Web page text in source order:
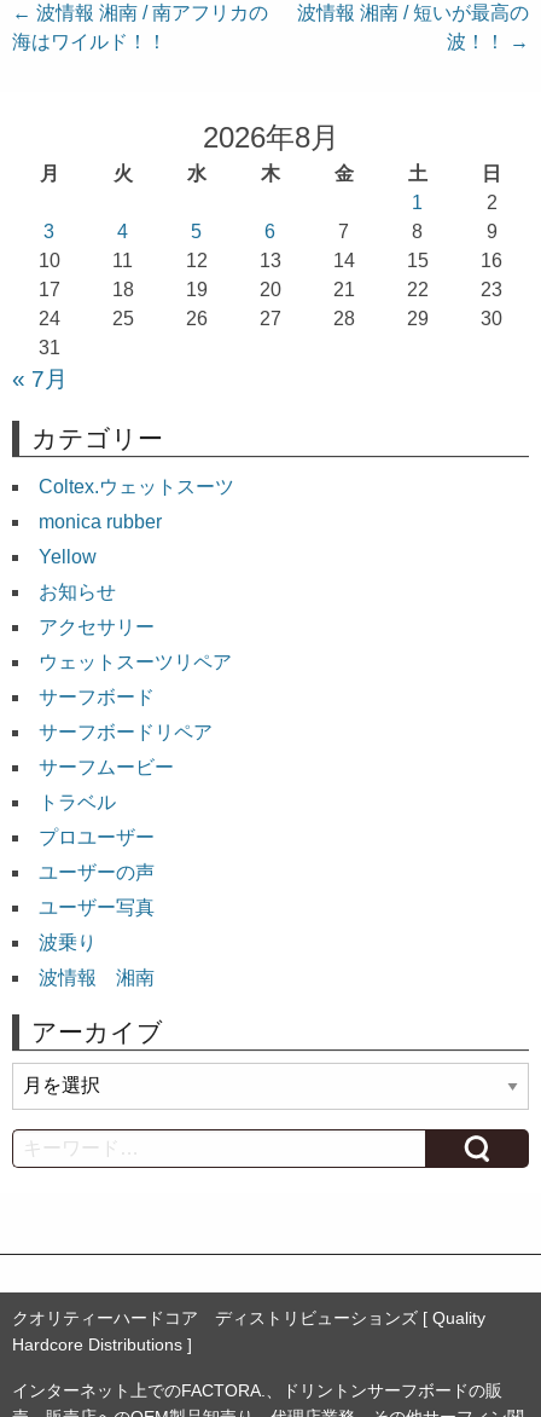
投
稿
← 波情報 湘南 / 南アフリカの
海はワイルド！！
波情報 湘南 / 短いが最高の
波！！
→
2026年8月
月 火 水 木 金 土
日
1
2
3
4 5 6 7 8
9
10
11 12 13 14 15
16
17
18 19 20 21 22
23
24
25 26 27 28 29
30
31
« 7月
カテゴリー
Coltex.ウェットスーツ
monica rubber
Yellow
お知らせ
アクセサリー
ウェットスーツリペア
サーフボード
サーフボードリペア
サーフムービー
トラベル
プロユーザー
ユーザーの声
ユーザー写真
波乗り
波情報 湘南
アーカイブ
ー
カ
イ
Search
クオリティーハードコア ディストリビューションズ [ Quality
Hardcore Distributions ]
インターネット上でのFACTORA.、ドリントンサーフボードの販